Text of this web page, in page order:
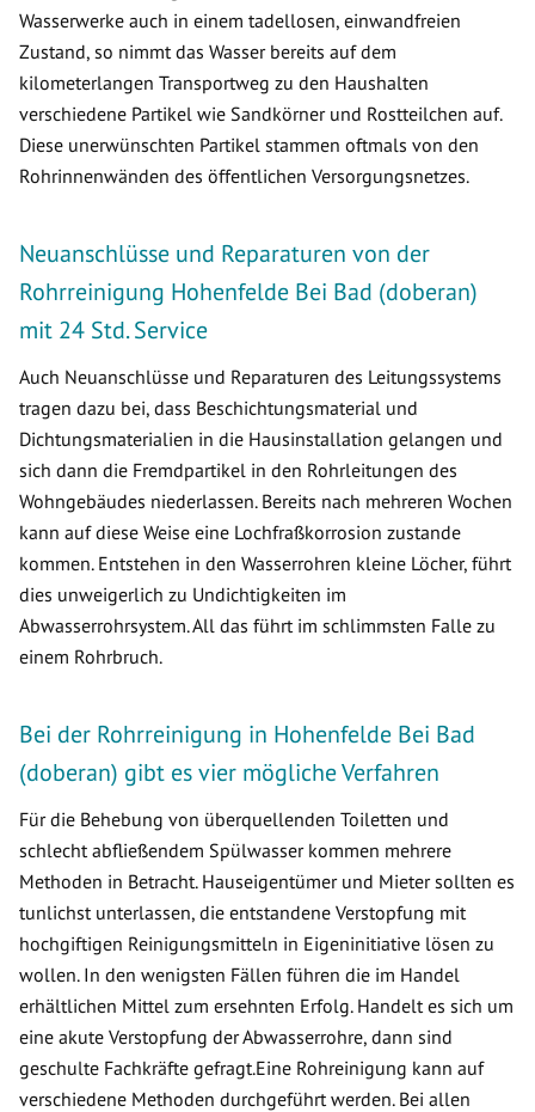
Wasserwerke auch in einem tadellosen, einwandfreien
Zustand, so nimmt das Wasser bereits auf dem
kilometerlangen Transportweg zu den Haushalten
verschiedene Partikel wie Sandkörner und Rostteilchen auf.
Diese unerwünschten Partikel stammen oftmals von den
Rohrinnenwänden des öffentlichen Versorgungsnetzes.
Neuanschlüsse und Reparaturen von der
Rohrreinigung Hohenfelde Bei Bad (doberan)
mit 24 Std. Service
Auch Neuanschlüsse und Reparaturen des Leitungssystems
tragen dazu bei, dass Beschichtungsmaterial und
Dichtungsmaterialien in die Hausinstallation gelangen und
sich dann die Fremdpartikel in den Rohrleitungen des
Wohngebäudes niederlassen. Bereits nach mehreren Wochen
kann auf diese Weise eine Lochfraßkorrosion zustande
kommen. Entstehen in den Wasserrohren kleine Löcher, führt
dies unweigerlich zu Undichtigkeiten im
Abwasserrohrsystem. All das führt im schlimmsten Falle zu
einem Rohrbruch.
Bei der Rohrreinigung in Hohenfelde Bei Bad
(doberan) gibt es vier mögliche Verfahren
Für die Behebung von überquellenden Toiletten und
schlecht abfließendem Spülwasser kommen mehrere
Methoden in Betracht. Hauseigentümer und Mieter sollten es
tunlichst unterlassen, die entstandene Verstopfung mit
hochgiftigen Reinigungsmitteln in Eigeninitiative lösen zu
wollen. In den wenigsten Fällen führen die im Handel
erhältlichen Mittel zum ersehnten Erfolg. Handelt es sich um
eine akute Verstopfung der Abwasserrohre, dann sind
geschulte Fachkräfte gefragt.Eine Rohreinigung kann auf
verschiedene Methoden durchgeführt werden. Bei allen